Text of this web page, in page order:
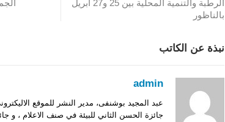
الرطبة والتنمية المحلية بين 25 و27 أبريل
بالناظور
نبذة عن الكاتب
admin
عبد المجيد بوشنفى، مدير النشر للموقع
جائزة الحسن الثاني للبيئة في صنف الاعلام ، و